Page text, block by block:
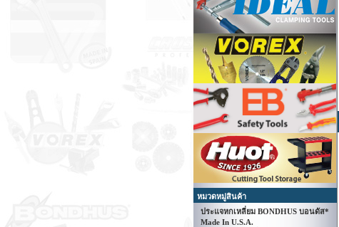
หมวดหมู่สินค้า
ประแจหกเหลี่ยม BONDHUS บอนดัส*
Made In U.S.A.